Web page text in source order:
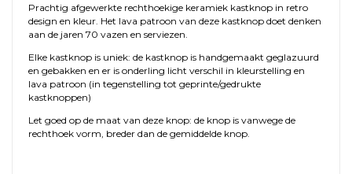
Prachtig afgewerkte rechthoekige keramiek kastknop in retro
design en kleur. Het lava patroon van deze kastknop doet denken
aan de jaren 70 vazen en serviezen.
Elke kastknop is uniek: de kastknop is handgemaakt geglazuurd
en gebakken en er is onderling licht verschil in kleurstelling en
lava patroon (in tegenstelling tot geprinte/gedrukte
kastknoppen)
Let goed op de maat van deze knop: de knop is vanwege de
rechthoek vorm, breder dan de gemiddelde knop.